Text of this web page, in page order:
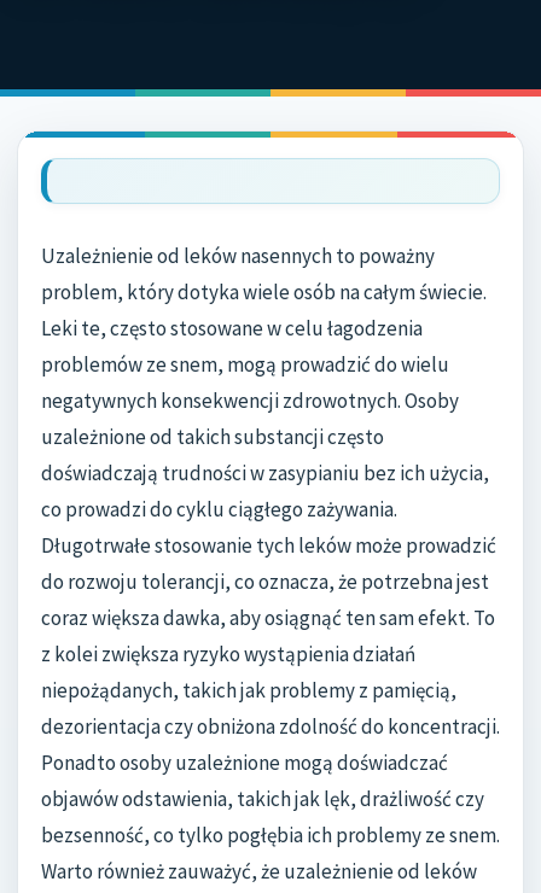
Uzależnienie od leków nasennych to poważny
problem, który dotyka wiele osób na całym świecie.
Leki te, często stosowane w celu łagodzenia
problemów ze snem, mogą prowadzić do wielu
negatywnych konsekwencji zdrowotnych. Osoby
uzależnione od takich substancji często
doświadczają trudności w zasypianiu bez ich użycia,
co prowadzi do cyklu ciągłego zażywania.
Długotrwałe stosowanie tych leków może prowadzić
do rozwoju tolerancji, co oznacza, że potrzebna jest
coraz większa dawka, aby osiągnąć ten sam efekt. To
z kolei zwiększa ryzyko wystąpienia działań
niepożądanych, takich jak problemy z pamięcią,
dezorientacja czy obniżona zdolność do koncentracji.
Ponadto osoby uzależnione mogą doświadczać
objawów odstawienia, takich jak lęk, drażliwość czy
bezsenność, co tylko pogłębia ich problemy ze snem.
Warto również zauważyć, że uzależnienie od leków